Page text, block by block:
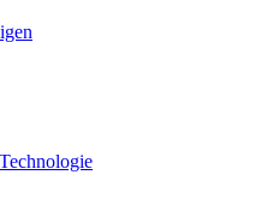
Technologie